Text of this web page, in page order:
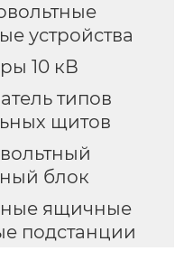
устройства
10 кВ
типов
щитов
блок
ящичные
подстанции